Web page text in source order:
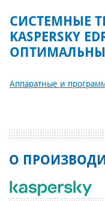
СИСТЕМНЫЕ
KASPERSKY
Аппаратные и
О